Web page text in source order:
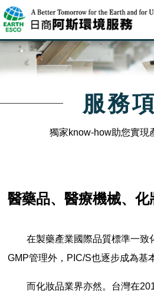
服務
獨家know-how助您實現
醫藥品、醫療機械、化
在製藥產業國際品質標準一致
GMP管理外，PIC/S也逐步成為基
而化妝品業界亦然。台灣在